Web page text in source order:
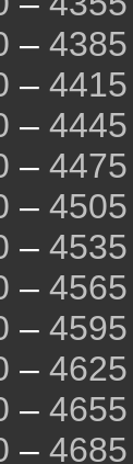
– 4385
– 4415
– 4445
– 4475
– 4505
– 4535
– 4565
– 4595
– 4625
– 4655
– 4685